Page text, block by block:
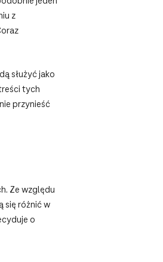
z
służyć jako
tych
przynieść
Ze względu
się różnić w
o